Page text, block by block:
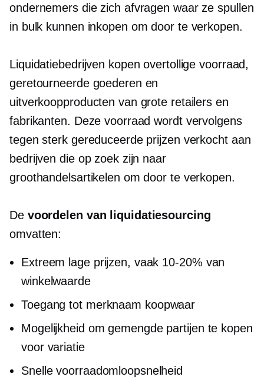
ondernemers die zich afvragen waar ze spullen
in bulk kunnen inkopen om door te verkopen.
Liquidatiebedrijven kopen overtollige voorraad,
geretourneerde goederen en
uitverkoopproducten van grote retailers en
fabrikanten. Deze voorraad wordt vervolgens
tegen sterk gereduceerde prijzen verkocht aan
bedrijven die op zoek zijn naar
groothandelsartikelen om door te verkopen.
De voordelen van liquidatiesourcing
omvatten:
Extreem lage prijzen, vaak 10-20% van
winkelwaarde
Toegang tot merknaam koopwaar
Mogelijkheid om gemengde partijen te kopen
voor variatie
Snelle voorraadomloopsnelheid